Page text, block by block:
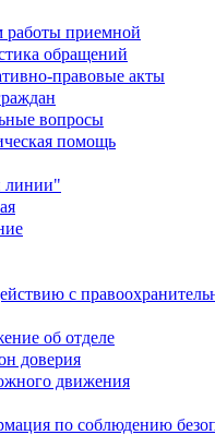
работы приемной
обращений
правовые акты
вопросы
помощь
линии"
с
об отделе
доверия
движения
по соблюдению